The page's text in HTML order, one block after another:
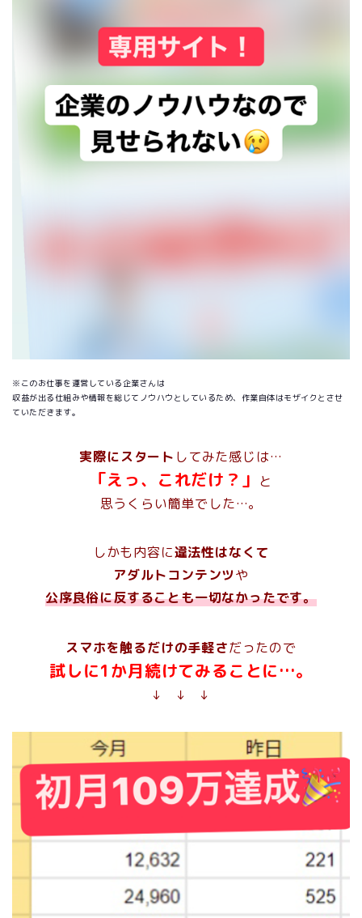
※このお仕事を運営している企業さんは
収益が出る仕組みや情報を総じてノウハウとしているため、作業自体はモザイクとさせ
ていただきます。
実際にスタート してみた感じは…
「えっ、これだけ？」 と
思うくらい簡単でした…。
しかも内容に違法性はなくて
アダルトコンテンツや
公序良俗に反することも一切なかったです。
スマホを触るだけの手軽さだったので
試しに1か月続けてみることに…。
↓ ↓ ↓